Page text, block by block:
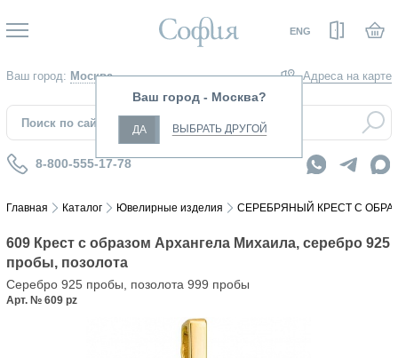
ENG Вход
Ваш город: Москва Адреса на карте
Ваш город - Москва?
ДА ВЫБРАТЬ ДРУГОЙ
8-800-555-17-78
Главная Каталог Ювелирные изделия СЕРЕБРЯНЫЙ КРЕСТ С
609 Крест с образом Архангела Михаила, серебро 925
пробы, позолота
Серебро 925 пробы, позолота 999 пробы
Арт. № 609 pz